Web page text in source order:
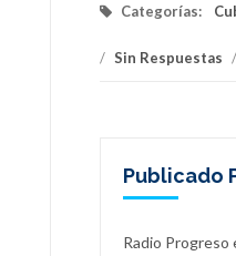
Categorías:
/ Sin Respuestas /
Publicado
Radio Progreso